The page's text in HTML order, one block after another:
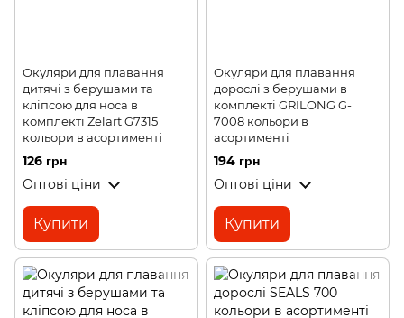
Окуляри для плавання
дитячі з берушами та
кліпсою для носа в
комплекті Zelart G7315
кольори в асортименті
126 грн
Оптові ціни
Купити
Окуляри для плавання
дорослі з берушами в
комплекті GRILONG G-
7008 кольори в
асортименті
194 грн
Оптові ціни
Купити